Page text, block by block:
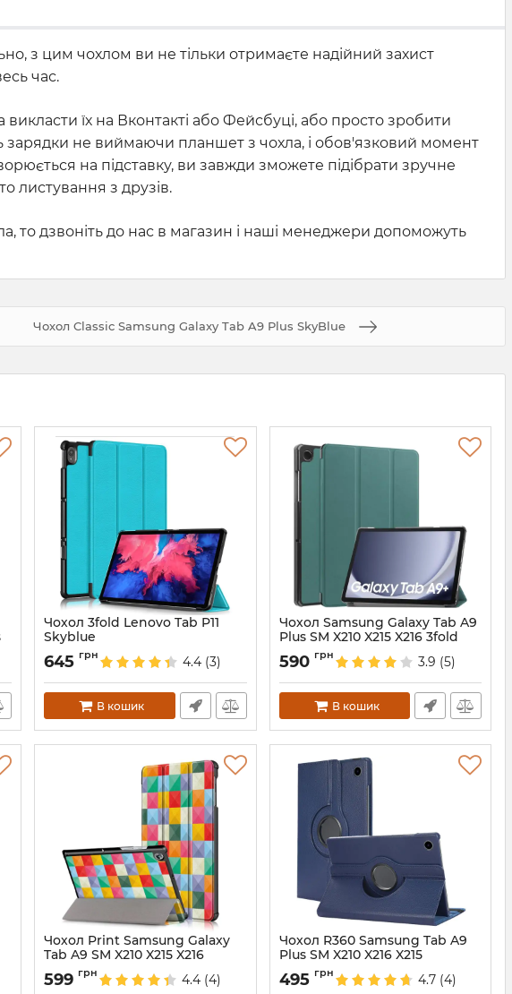
з цим чохлом ви не тільки отримаєте надійний захист
час.
їх на Вконтакті або Фейсбуці, або просто зробити
зарядки не виймаючи планшет з чохла, і обов'язковий момент
на підставку, ви завжди зможете підібрати зручне
листування з друзів.
то дзвоніть до нас в магазин і наші менеджери допоможуть
Чохол Classic Samsung Galaxy Tab A9 Plus SkyBlue
Чохол 3fold Lenovo Tab P11
Skyblue
Артикул:5178
645 грн 4.4 (3)
В кошик
Чохол Samsung Galaxy Tab A9
Plus SM X210 X215 X216 3fold
DarkGreen
Артикул: 7245
590 грн 3.9 (5)
В кошик
Чохол Print Samsung Galaxy
Tab A9 SM X210 X215 X216
Tapper
Артикул: 687528
599 грн 4.4 (4)
Чохол R360 Samsung Tab A9
Plus SM X210 X216 X215
DarkBlue
Артикул: 72262
495 грн 4.7 (4)